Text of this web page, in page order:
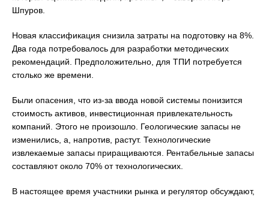
Шпуров.
Новая классификация снизила затраты на подготовку на 8%.
Два года потребовалось для разработки методических
рекомендаций. Предположительно, для ТПИ потребуется
столько же времени.
Были опасения, что из-за ввода новой системы понизится
стоимость активов, инвестиционная привлекательность
компаний. Этого не произошло. Геологические запасы не
изменились, а, напротив, растут. Технологические
извлекаемые запасы приращиваются. Рентабельные запасы
составляют около 70% от технологических.
В настоящее время участники рынка и регулятор обсуждают,